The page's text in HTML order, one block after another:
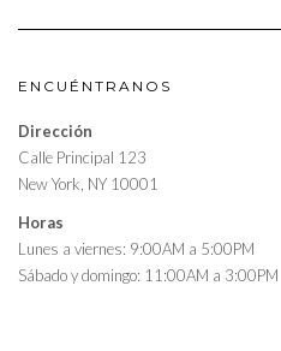
ENCUÉNTRANOS
Dirección
Calle Principal 123
New York, NY 10001
Horas
Lunes a viernes: 9:00AM a 5:00PM
Sábado y domingo: 11:00AM a 3:00PM